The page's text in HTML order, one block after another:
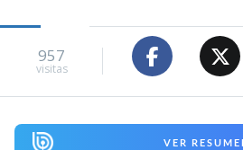
957
visitas
VER